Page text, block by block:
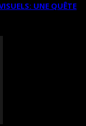
UNE QUÊTE